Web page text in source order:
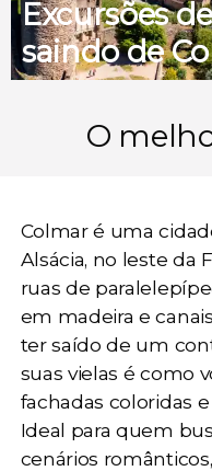
Excursões
saindo de
O
Colmar é uma
Alsácia, no leste da
ruas de
em madeira e
ter saído de um
suas vielas é como
fachadas coloridas
Ideal para quem
cenários